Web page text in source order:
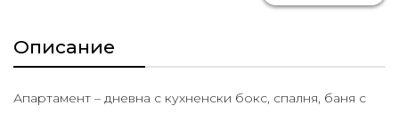
Описание
Апартамент – дневна с кухненски бокс, спалня, баня с